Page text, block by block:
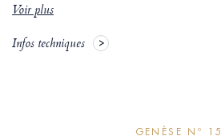
Voir plus
Infos techniques
GENÈSE Nº 15